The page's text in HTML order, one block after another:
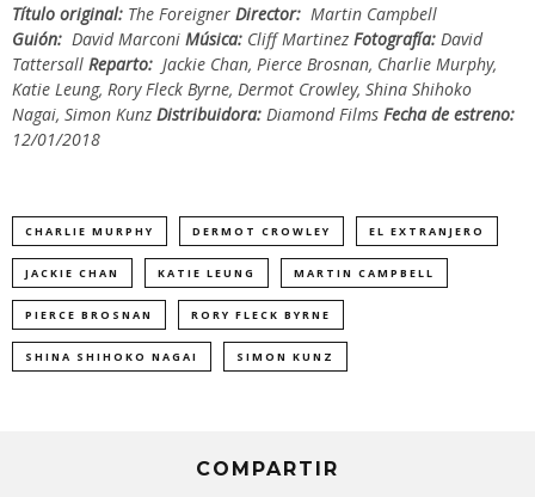
Título original: The Foreigner Director: Martin Campbell
Guión: David Marconi Música: Cliff Martinez Fotografía: David
Tattersall Reparto: Jackie Chan, Pierce Brosnan, Charlie Murphy,
Katie Leung, Rory Fleck Byrne, Dermot Crowley, Shina Shihoko
Nagai, Simon Kunz Distribuidora: Diamond Films Fecha de estreno:
12/01/2018
CHARLIE MURPHY DERMOT CROWLEY EL EXTRANJERO
JACKIE CHAN KATIE LEUNG MARTIN CAMPBELL
PIERCE BROSNAN RORY FLECK BYRNE
SHINA SHIHOKO NAGAI SIMON KUNZ
COMPARTIR